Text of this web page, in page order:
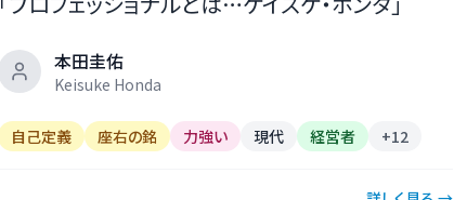
本田圭佑
Keisuke Honda
自己定義 座右の銘 力強い 現代 経営者 +12